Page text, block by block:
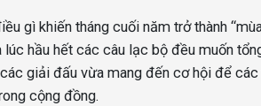
gì khiến tháng cuối năm trở thành
lúc hầu hết các câu lạc bộ đều muốn
giải đấu vừa mang đến cơ hội để
cộng đồng.